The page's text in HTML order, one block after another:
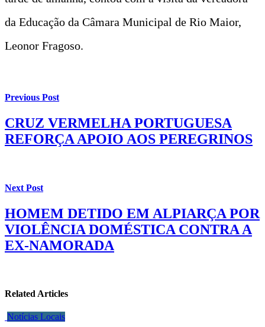
da Educação da Câmara Municipal de Rio Maior,
Leonor Fragoso.
Previous Post
CRUZ VERMELHA PORTUGUESA
REFORÇA APOIO AOS PEREGRINOS
Next Post
HOMEM DETIDO EM ALPIARÇA POR
VIOLÊNCIA DOMÉSTICA CONTRA A
EX-NAMORADA
Related Articles
Notícias Locais